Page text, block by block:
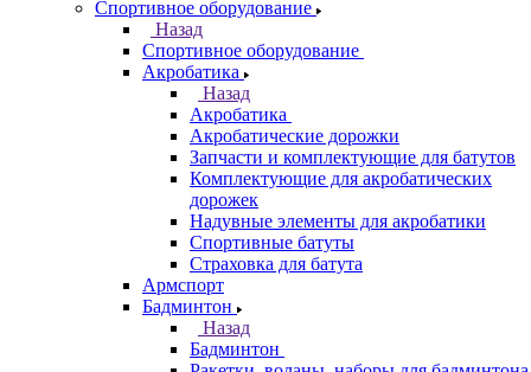
Спортивное оборудование
Назад
Спортивное оборудование
Акробатика
Назад
Акробатика
Акробатические дорожки
Запчасти и комплектующие для батутов
Комплектующие для акробатических
дорожек
Надувные элементы для акробатики
Спортивные батуты
Страховка для батута
Армспорт
Бадминтон
Назад
Бадминтон